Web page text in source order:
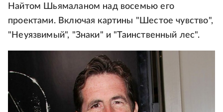
Найтом Шьямаланом над восемью его
проектами. Включая картины "Шестое чувство",
"Неуязвимый", "Знаки" и "Таинственный лес".